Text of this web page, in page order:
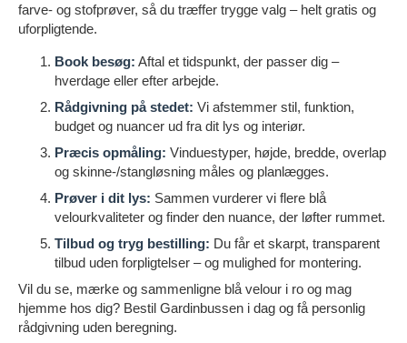
farve- og stofprøver, så du træffer trygge valg – helt gratis og
uforpligtende.
Book besøg: Aftal et tidspunkt, der passer dig –
hverdage eller efter arbejde.
Rådgivning på stedet: Vi afstemmer stil, funktion,
budget og nuancer ud fra dit lys og interiør.
Præcis opmåling: Vinduestyper, højde, bredde, overlap
og skinne-/stangløsning måles og planlægges.
Prøver i dit lys: Sammen vurderer vi flere blå
velourkvaliteter og finder den nuance, der løfter rummet.
Tilbud og tryg bestilling: Du får et skarpt, transparent
tilbud uden forpligtelser – og mulighed for montering.
Vil du se, mærke og sammenligne blå velour i ro og mag
hjemme hos dig? Bestil Gardinbussen i dag og få personlig
rådgivning uden beregning.